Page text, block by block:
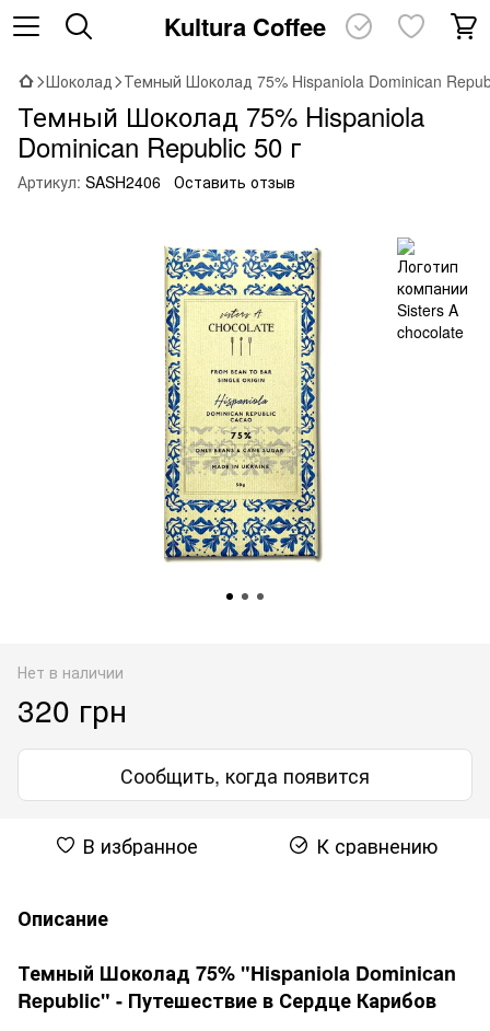
Kultura Coffee
Шоколад Темный Шоколад 75% Hispaniola Dominican
Темный Шоколад 75% Hispaniola
Dominican Republic 50 г
Артикул: SASH2406 Оставить отзыв
Нет в наличии
320 грн
Сообщить, когда появится
В избранное К сравнению
Описание
Темный Шоколад 75% "Hispaniola Dominican
Republic" - Путешествие в Сердце Карибов